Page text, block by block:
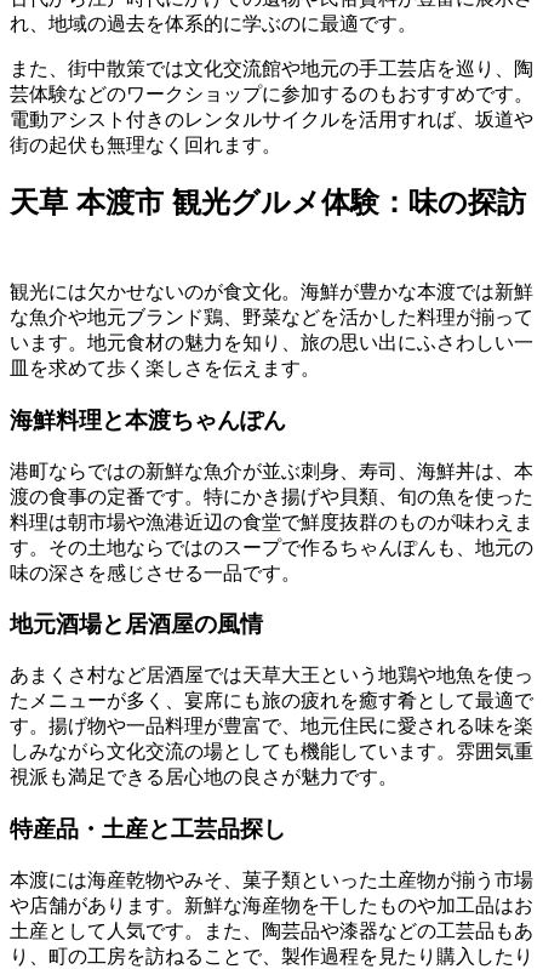
れ、地域の過去を体系的に学ぶのに最適です。
また、街中散策では文化交流館や地元の手工芸店を巡り、陶
芸体験などのワークショップに参加するのもおすすめです。
電動アシスト付きのレンタルサイクルを活用すれば、坂道や
街の起伏も無理なく回れます。
天草 本渡市 観光グルメ体験：味の探訪
観光には欠かせないのが食文化。海鮮が豊かな本渡では新鮮
な魚介や地元ブランド鶏、野菜などを活かした料理が揃って
います。地元食材の魅力を知り、旅の思い出にふさわしい一
皿を求めて歩く楽しさを伝えます。
海鮮料理と本渡ちゃんぽん
港町ならではの新鮮な魚介が並ぶ刺身、寿司、海鮮丼は、本
渡の食事の定番です。特にかき揚げや貝類、旬の魚を使った
料理は朝市場や漁港近辺の食堂で鮮度抜群のものが味わえま
す。その土地ならではのスープで作るちゃんぽんも、地元の
味の深さを感じさせる一品です。
地元酒場と居酒屋の風情
あまくさ村など居酒屋では天草大王という地鶏や地魚を使っ
たメニューが多く、宴席にも旅の疲れを癒す肴として最適で
す。揚げ物や一品料理が豊富で、地元住民に愛される味を楽
しみながら文化交流の場としても機能しています。雰囲気重
視派も満足できる居心地の良さが魅力です。
特産品・土産と工芸品探し
本渡には海産乾物やみそ、菓子類といった土産物が揃う市場
や店舗があります。新鮮な海産物を干したものや加工品はお
土産として人気です。また、陶芸品や漆器などの工芸品もあ
り、町の工房を訪ねることで、製作過程を見たり購入したり